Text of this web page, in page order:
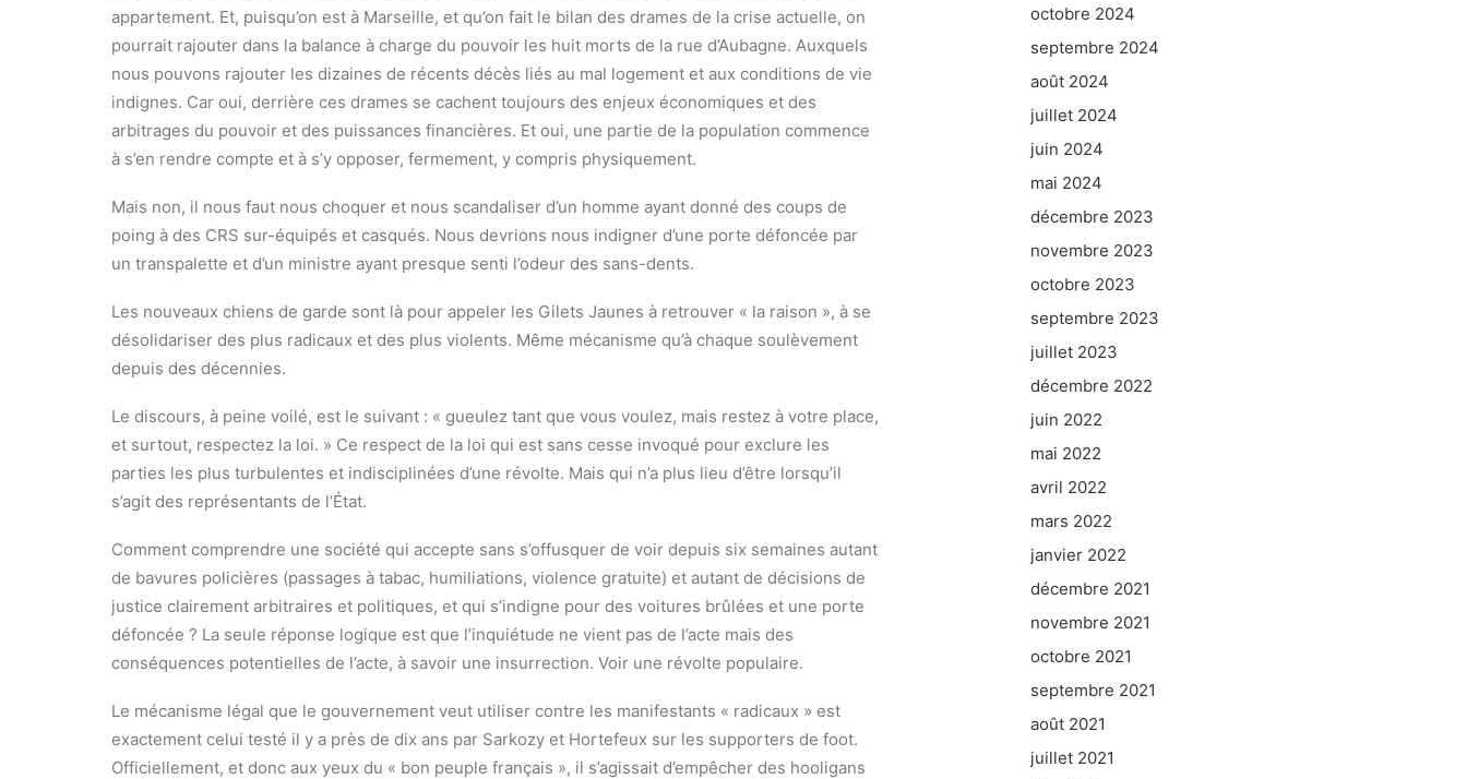
appartement. Et, puisqu’on est à Marseille, et qu’on fait le bilan des drames de la crise actuelle, on
pourrait rajouter dans la balance à charge du pouvoir les huit morts de la rue d’Aubagne. Auxquels
nous pouvons rajouter les dizaines de récents décès liés au mal logement et aux conditions de vie
indignes. Car oui, derrière ces drames se cachent toujours des enjeux économiques et des
arbitrages du pouvoir et des puissances financières. Et oui, une partie de la population commence
à s’en rendre compte et à s’y opposer, fermement, y compris physiquement.
Mais non, il nous faut nous choquer et nous scandaliser d’un homme ayant donné des coups de
poing à des CRS sur-équipés et casqués. Nous devrions nous indigner d’une porte défoncée par
un transpalette et d’un ministre ayant presque senti l’odeur des sans-dents.
Les nouveaux chiens de garde sont là pour appeler les Gilets Jaunes à retrouver « la raison », à se
désolidariser des plus radicaux et des plus violents. Même mécanisme qu’à chaque soulèvement
depuis des décennies.
Le discours, à peine voilé, est le suivant : « gueulez tant que vous voulez, mais restez à votre place,
et surtout, respectez la loi. » Ce respect de la loi qui est sans cesse invoqué pour exclure les
parties les plus turbulentes et indisciplinées d’une révolte. Mais qui n’a plus lieu d’être lorsqu’il
s’agit des représentants de l’État.
Comment comprendre une société qui accepte sans s’offusquer de voir depuis six semaines autant
de bavures policières (passages à tabac, humiliations, violence gratuite) et autant de décisions de
justice clairement arbitraires et politiques, et qui s’indigne pour des voitures brûlées et une porte
défoncée ? La seule réponse logique est que l’inquiétude ne vient pas de l’acte mais des
conséquences potentielles de l’acte, à savoir une insurrection. Voir une révolte populaire.
Le mécanisme légal que le gouvernement veut utiliser contre les manifestants « radicaux » est
exactement celui testé il y a près de dix ans par Sarkozy et Hortefeux sur les supporters de foot.
Officiellement, et donc aux yeux du « bon peuple français », il s’agissait d’empêcher des hooligans
octobre 2024
septembre 2024
août 2024
juillet 2024
juin 2024
mai 2024
décembre 2023
novembre 2023
octobre 2023
septembre 2023
juillet 2023
décembre 2022
juin 2022
mai 2022
avril 2022
mars 2022
janvier 2022
décembre 2021
novembre 2021
octobre 2021
septembre 2021
août 2021
juillet 2021